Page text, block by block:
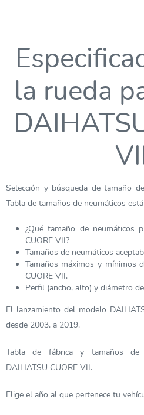
la rueda
Selección y búsqueda de tamaño
Tabla de tamaños de neumáticos
¿Qué tamaño de neumáticos
CUORE VII?
Tamaños de neumáticos
Tamaños máximos y mínimos
CUORE VII.
Perfil (ancho, alto) y diámetro
El lanzamiento del modelo
desde 2003. a 2019.
Tabla de fábrica y tamaños de
DAIHATSU CUORE VII.
Elige el año al que pertenece tu